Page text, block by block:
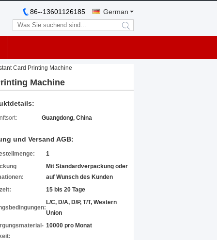
German
86--13601126185
search
Card Printing Machine
Machine
Guangdong, China
und Versand AGB:
1
Mit Standardverpackung oder
auf Wunsch des Kunden
15 bis 20 Tage
L/C, D/A, D/P, T/T, Western
Union
10000 pro Monat